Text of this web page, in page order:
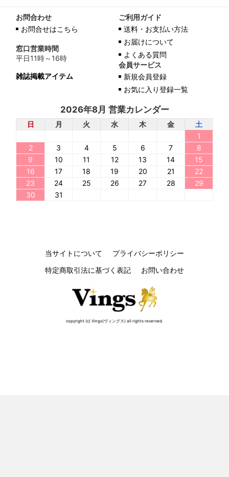
お問合わせ
お問合せはこちら
窓口営業時間
平日11時～16時
雑誌掲載アイテム
ご利用ガイド
送料・お支払い方法
お届けについて
よくある質問
会員サービス
新規会員登録
お気に入り登録一覧
2026年8月 営業カレンダー
日 月 火 水 木 金
土
1
2
3 4 5 6 7
8
9
10 11 12 13 14
15
16
17 18 19 20 21
22
23
24 25 26 27 28
29
30
31
当サイトについて
プライバシーポリシー
特定商取引法に基づく表記
お問い合わせ
copyright (c) Vings(ヴィングス) all rights reserved.